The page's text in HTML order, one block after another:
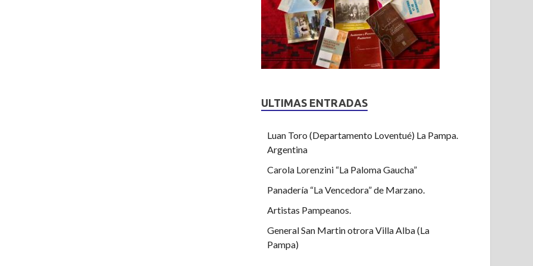
ULTIMAS ENTRADAS
Luan Toro (Departamento Loventué) La Pampa.
Argentina
Carola Lorenzini “La Paloma Gaucha”
Panadería “La Vencedora” de Marzano.
Artistas Pampeanos.
General San Martin otrora Villa Alba (La
Pampa)